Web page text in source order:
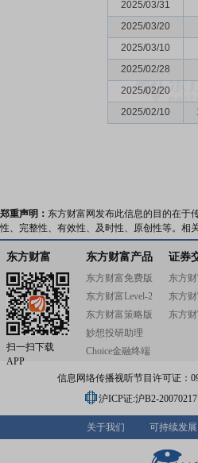
2025/03/31
2025/03/20
2025/03/10
2025/02/28
2025/02/20
2025/02/10
郑重声明： 东方财富网发布此信息的目的在于
性、完整性、有效性、及时性、原创性等。相
东方财富
扫一扫下载
APP
东方财富产品
东方财富免费版
东方财富Level-2
东方财富策略版
妙想投研助理
Choice金融终端
证券
东方
东方
东方
信息网络传播视听节目许可证：
沪ICP证:沪B2-20070217
关于我们 可持续发展